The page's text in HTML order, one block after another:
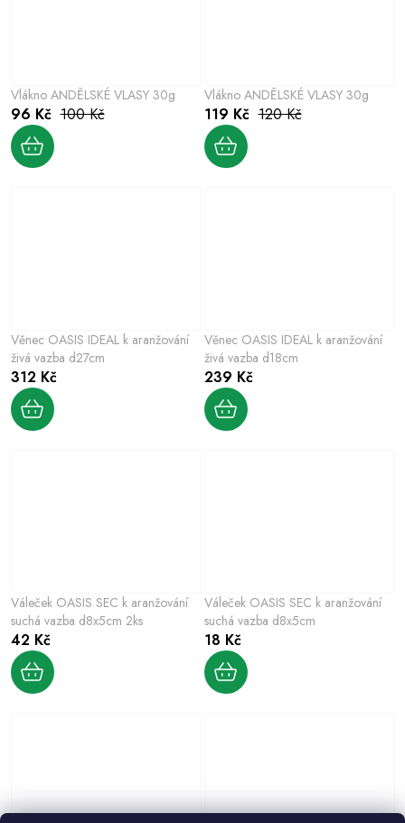
Vlákno ANDĚLSKÉ VLASY 30g
96 Kč 100 Kč
Vlákno ANDĚLSKÉ VLASY 30g
119 Kč 120 Kč
Věnec OASIS IDEAL k aranžování
živá vazba d27cm
312 Kč
Věnec OASIS IDEAL k aranžování
živá vazba d18cm
239 Kč
Váleček OASIS SEC k aranžování
suchá vazba d8x5cm 2ks
42 Kč
Váleček OASIS SEC k aranžování
suchá vazba d8x5cm
18 Kč